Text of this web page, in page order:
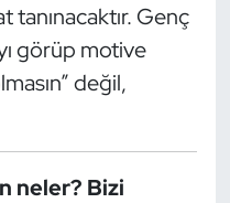
tanınacaktır. Genç
görüp motive
değil,
neler? Bizi